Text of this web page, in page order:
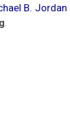
B. Jordan
.